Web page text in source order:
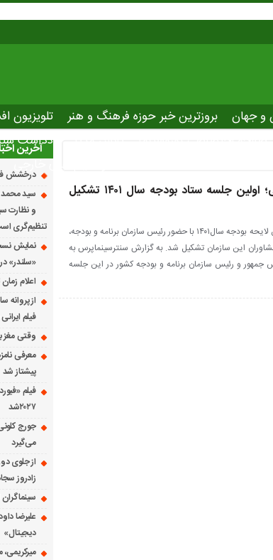
و جهان بروزترین خبر حوزه فرهنگ و هنر
تلویزیون
یادداشت
دانلود فیلم های خارجی
با حضور میرکاظمی؛ اولین جلسه ستاد بودجه سال ۱۴۰۱ تشکیل
اولین جلسه ستاد تدوین لایحه بودجه سال۱۴۰۱ با حضور رئیس سازمان برنامه و بودجه،
این سازمان تشکیل شد. به گزارش سنترسینماپرس به
جمهور و رئیس سازمان برنامه و بودجه کشور در این جلسه
آخرین
درخشش فیلم
سید محمد
و نظارت
تنظیم‌گری
نمایش
«سلندر»
اعلام
از پروانه
فیلم
وقتی مغز
پیشتاز شد
فیلم
۲۰۲۷شد
می‌گیرد
از جلوی
زادروز
دیجیتال»